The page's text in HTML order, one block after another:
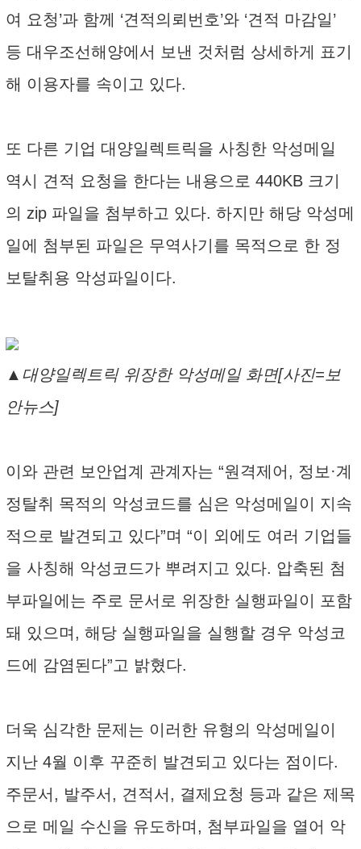
여 요청’과 함께 ‘견적의뢰번호’와 ‘견적 마감일’
등 대우조선해양에서 보낸 것처럼 상세하게 표기
해 이용자를 속이고 있다.
또 다른 기업 대양일렉트릭을 사칭한 악성메일
역시 견적 요청을 한다는 내용으로 440KB 크기
의 zip 파일을 첨부하고 있다. 하지만 해당 악성메
일에 첨부된 파일은 무역사기를 목적으로 한 정
보탈취용 악성파일이다.
▲대양일렉트릭 위장한 악성메일 화면[사진=보
안뉴스]
이와 관련 보안업계 관계자는 “원격제어, 정보·계
정탈취 목적의 악성코드를 심은 악성메일이 지속
적으로 발견되고 있다”며 “이 외에도 여러 기업들
을 사칭해 악성코드가 뿌려지고 있다. 압축된 첨
부파일에는 주로 문서로 위장한 실행파일이 포함
돼 있으며, 해당 실행파일을 실행할 경우 악성코
드에 감염된다”고 밝혔다.
더욱 심각한 문제는 이러한 유형의 악성메일이
지난 4월 이후 꾸준히 발견되고 있다는 점이다.
주문서, 발주서, 견적서, 결제요청 등과 같은 제목
으로 메일 수신을 유도하며, 첨부파일을 열어 악